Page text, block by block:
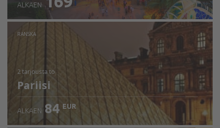
Tarkista tiedot
ALKAEN
RANSKA
2 tarjousta to
Pariisi
ALKAEN 84 EUR